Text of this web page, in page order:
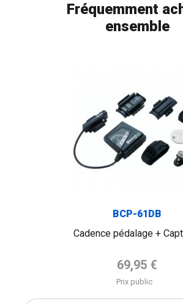
Fréquemment
ensemble
BCP-61DB
Cadence pédalage +
Prix de
69,95 €
Prix public